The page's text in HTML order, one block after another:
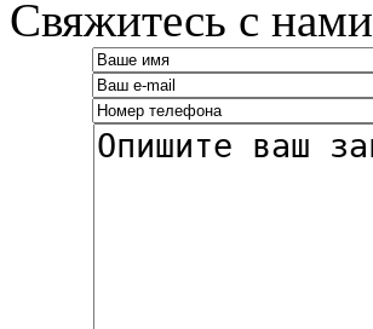
­Свяжитесь с нами